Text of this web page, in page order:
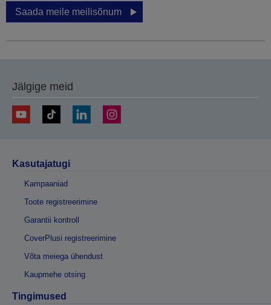
Saada meile meilisõnum
Jälgige meid
Kasutajatugi
Kampaaniad
Toote registreerimine
Garantii kontroll
CoverPlusi registreerimine
Võta meiega ühendust
Kaupmehe otsing
Tingimused